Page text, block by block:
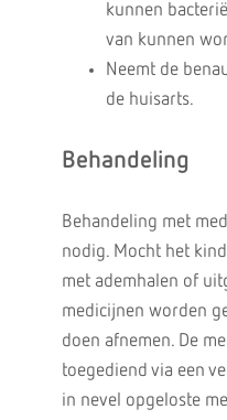
kunnen
van kunnen
Neemt de
de huisarts.
Behandeling
Behandeling met
nodig. Mocht het
met ademhalen of
medicijnen worden
doen afnemen. De
toegediend via een
in nevel opgeloste